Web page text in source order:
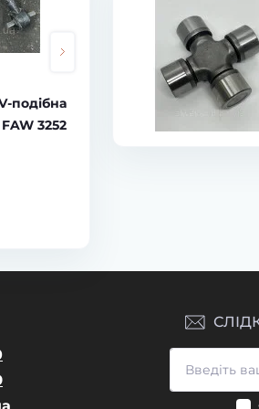
КПП
/ 55522 / 55523
0
грн
Тріскачка
F3000
Код товару: